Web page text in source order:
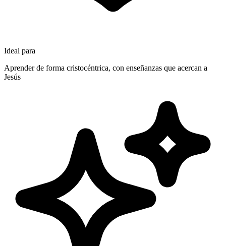
Ideal para
Aprender de forma cristocéntrica, con enseñanzas que acercan a
Jesús